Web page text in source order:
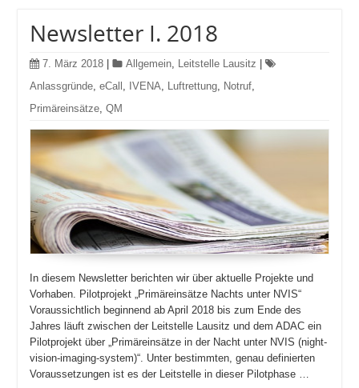
Newsletter I. 2018
7. März 2018 Allgemein, Leitstelle Lausitz
Anlassgründe,eCall , IVENA, Luftrettung, Notruf,
Primäreinsätze,QM
In diesem Newsletter berichten wir über aktuelle Projekte und
Vorhaben. Pilotprojekt „Primäreinsätze Nachts unter NVIS“
Voraussichtlich beginnend ab April 2018 bis zum Ende des
Jahres läuft zwischen der Leitstelle Lausitz und dem ADAC ein
Pilotprojekt über „Primäreinsätze in der Nacht unter NVIS (night-
vision-imaging-system)“. Unter bestimmten, genau definierten
Voraussetzungen ist es der Leitstelle in dieser Pilotphase …